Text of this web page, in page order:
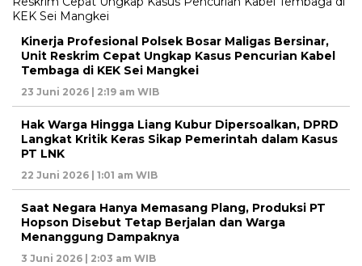
Kinerja Profesional Polsek Bosar Maligas Bersinar,
Unit Reskrim Cepat Ungkap Kasus Pencurian Kabel
Tembaga di KEK Sei Mangkei
23 Juni 2026 | 2:19 am WIB
Hak Warga Hingga Liang Kubur Dipersoalkan, DPRD
Langkat Kritik Keras Sikap Pemerintah dalam Kasus
PT LNK
22 Juni 2026 | 1:01 am WIB
Saat Negara Hanya Memasang Plang, Produksi PT
Hopson Disebut Tetap Berjalan dan Warga
Menanggung Dampaknya
3 Juni 2026 | 2:03 am WIB